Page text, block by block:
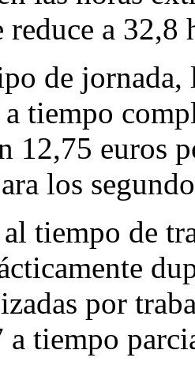
reduce a 32,8
de jornada,
tiempo
12,75 euros
los
tiempo de
por
a tiempo